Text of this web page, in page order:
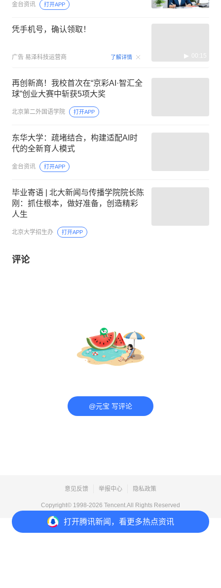
打开腾讯新闻，看更多热点资讯
金台资讯 打开APP
凭手机号，确认领取！
广告 易泽科技运营商 了解详情 00:15
再创新高！我校首次在“京彩AI·智汇全
球”创业大赛中斩获5项大奖
北京第二外国语学院 打开APP
东华大学：疏堵结合，构建适配AI时
代的全新育人模式
金台资讯 打开APP
毕业寄语 | 北大新闻与传播学院院长陈
刚：抓住根本，做好准备，创造精彩
人生
北京大学招生办 打开APP
评论
@元宝 写评论
意见反馈 举报中心 隐私政策
Copyright© 1998-2026 Tencent.All Rights Reserved